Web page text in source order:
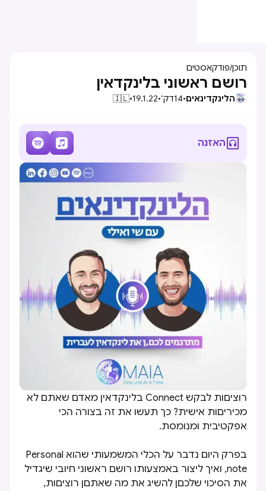
תוכן/פודקאסטים
רושם ראשוני בלינקדאין
הלינקדינאים•
14דק׳•
19.1.22
•
🇮🇱
האזנה 

רוציםות לבקש Connect בלינקדאין מאדם שאתם לא
מכיריםות אישית? כך תעשו את זה בצורה הכי
אפקטיבית ומנומסת.
בפרק היום נדבר על הכלי המשמעותי שהוא Personal
note, ואיך ליצור באמצעותו רושם ראשוני חיובי שיגדיל
את הסיכוי שלכםן להשיג את מה שאתםן רוציםות,